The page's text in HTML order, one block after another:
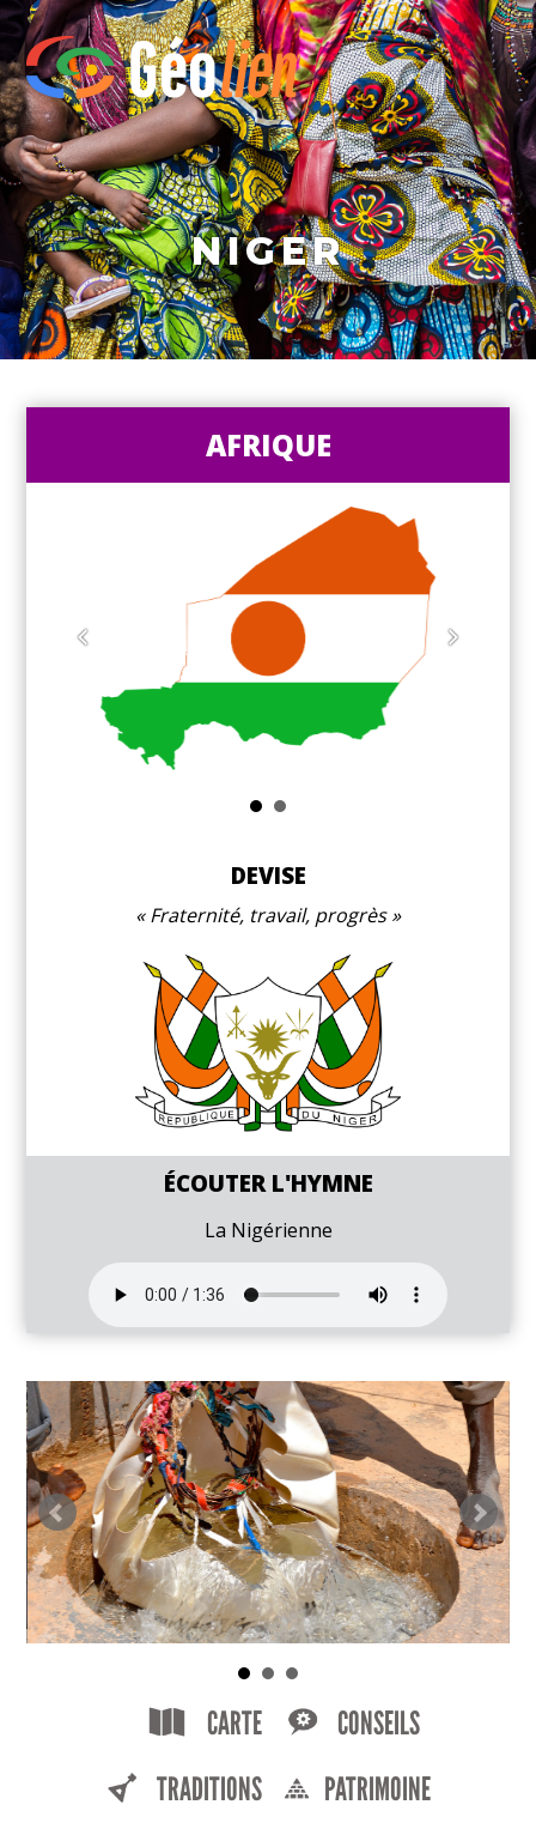
NIGER
CARTE
CONSEILS
TRADITIONS
PATRIMOINE
AFRIQUE
DEVISE
Fraternité, travail, progrès
ÉCOUTER L'HYMNE
La Nigérienne